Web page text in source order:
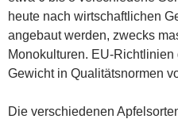
heute nach wirtschaftlichen
angebaut werden, zwecks
Monokulturen. EU-
Gewicht in Qualitätsnormen
Die verschiedenen